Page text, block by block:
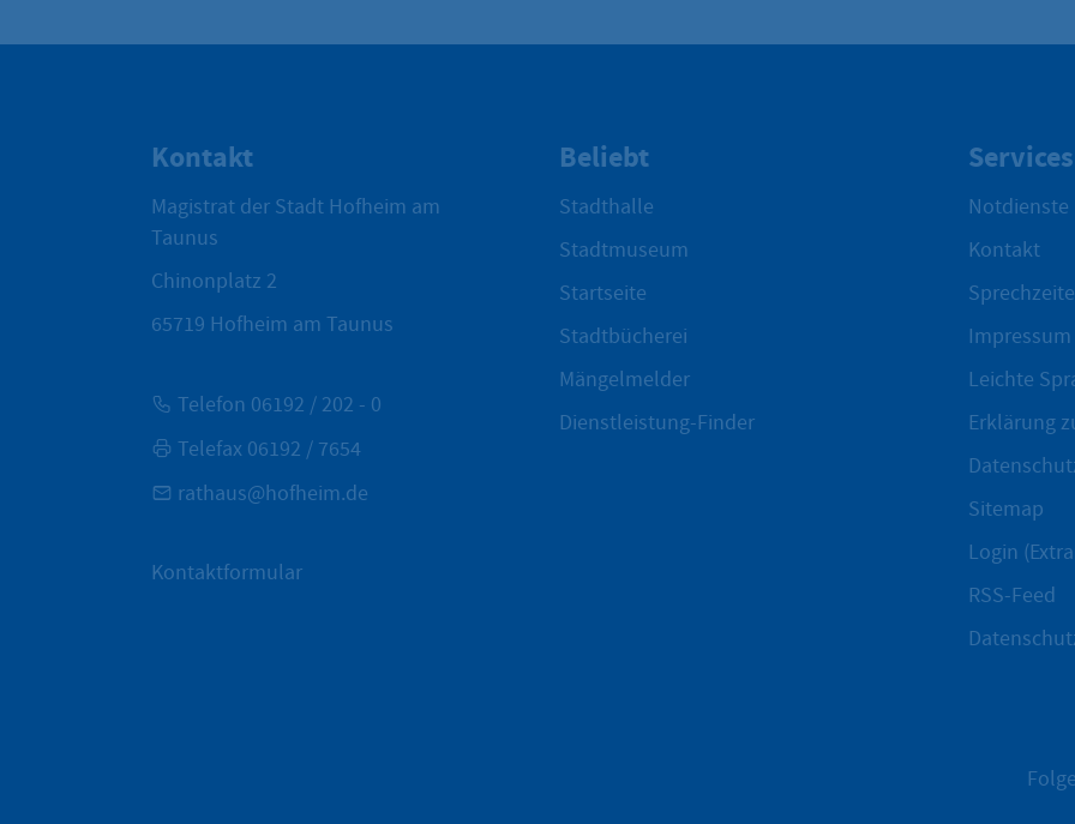
Kontakt
Magistrat der Stadt Hofheim am
Taunus
Chinonplatz 2
65719 Hofheim am Taunus
Telefon 06192 / 202 - 0
Telefax 06192 / 7654
rathaus@hofheim.de
Kontaktformular
Beliebt
Stadthalle
Stadtmuseum
Startseite
Stadtbücherei
Mängelmelder
Dienstleistung-Finder
Services
Notdienste
Kontakt
Impressum
Leichte
Erklärung
Sitemap
Login
RSS-Feed